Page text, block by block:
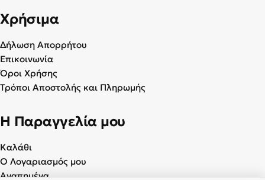
Χρήσιμα
Δήλωση Απορρήτου
Επικοινωνία
Όροι Χρήσης
Τρόποι Αποστολής και Πληρωμής
Η Παραγγελία μου
Καλάθι
Ο Λογαριασμός μου
Αγαπημένα